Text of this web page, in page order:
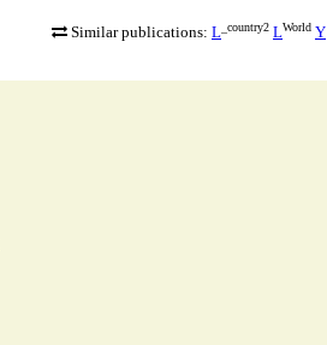
Similar publications: L _country2 LWorld Y